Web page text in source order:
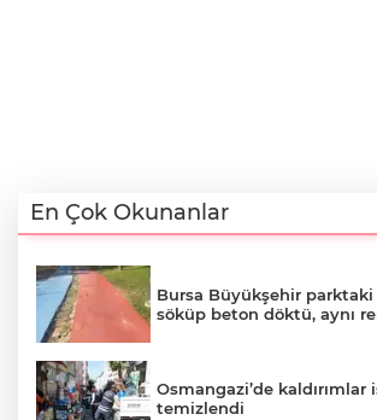
En Çok Okunanlar
Bursa Büyükşehir
söküp beton döktü, aynı
Osmangazi’de kaldırımlar
temizlendi